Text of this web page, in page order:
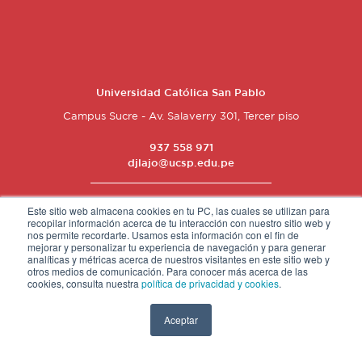
Este sitio web almacena cookies en tu PC, las cuales se utilizan para
recopilar información acerca de tu interacción con nuestro sitio web y
nos permite recordarte. Usamos esta información con el fin de
mejorar y personalizar tu experiencia de navegación y para generar
analíticas y métricas acerca de nuestros visitantes en este sitio web y
otros medios de comunicación. Para conocer más acerca de las
cookies, consulta nuestra política de privacidad y cookies.
Aceptar
Universidad Católica San Pablo
Campus Sucre - Av. Salaverry 301, Tercer piso
937 558 971
djlajo@ucsp.edu.pe